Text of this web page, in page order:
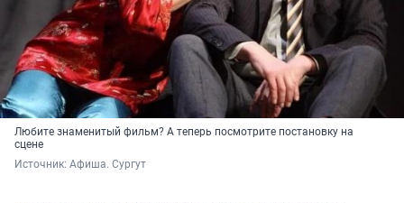
Любите знаменитый фильм? А теперь посмотрите постановку на
сцене
Источник: Афиша. Сургут